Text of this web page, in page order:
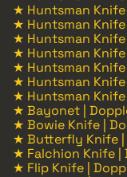
★ Huntsman Knife
★ Huntsman Knife
★ Huntsman Knife
★ Huntsman Knife
★ Huntsman Knife
★ Huntsman
★ Huntsman Knife
★ Bayonet |
★ Bowie Knife |
★ Butterfly Knife |
★ Falchion Knife |
★ Flip Knife |